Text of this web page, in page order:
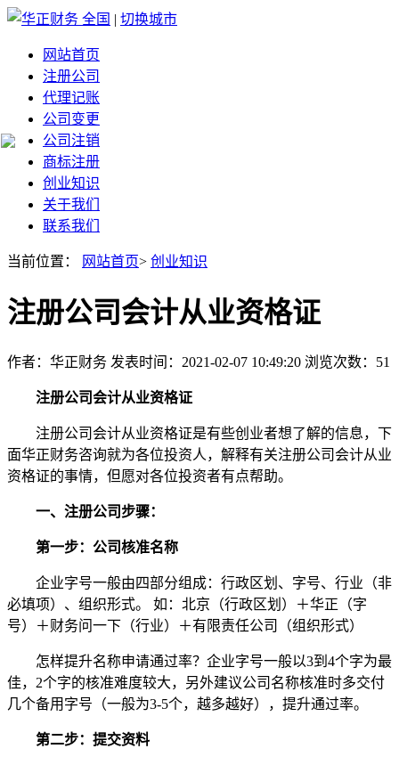
全国 | 切换城市
网站首页
注册公司
代理记账
公司变更
公司注销
商标注册
创业知识
关于我们
联系我们
当前位置： 网站首页> 创业知识
注册公司会计从业资格证
作者：华正财务 发表时间：2021-02-07 10:49:20 浏览次数：51
注册公司会计从业资格证
注册公司会计从业资格证是有些创业者想了解的信息，下
面华正财务咨询就为各位投资人，解释有关注册公司会计从业
资格证的事情，但愿对各位投资者有点帮助。
一、注册公司步骤：
第一步：公司核准名称
企业字号一般由四部分组成：行政区划、字号、行业（非
必填项）、组织形式。 如：北京（行政区划）＋华正（字
号）＋财务问一下（行业）＋有限责任公司（组织形式）
怎样提升名称申请通过率？企业字号一般以3到4个字为最
佳，2个字的核准难度较大，另外建议公司名称核准时多交付
几个备用字号（一般为3-5个，越多越好），提升通过率。
第二步：提交资料